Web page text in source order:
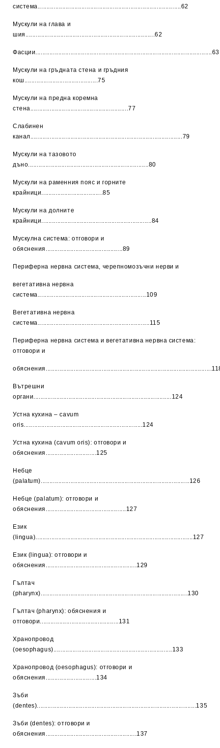
система..................................................................................62
Мускули на глава и
шия..........................................................................62
Фасции.....................................................................................................63
Мускули на гръдната стена и гръдния
кош..........................................75
Мускули на предна коремна
стена........................................................77
Слабинен
канал.......................................................................................79
Мускули на тазовото
дъно.....................................................................80
Мускули на раменния пояс и горните
крайници...................................85
Мускули на долните
крайници...............................................................84
Мускулна система: отговори и
обяснения............................................89
Периферна нервна система, черепномозъчни нерви и
вегетативна нервна
система..............................................................109
Вегетативна нервна
система................................................................115
Периферна нервна система и вегетативна нервна система:
отговори и
Вътрешни
органи...............................................................................124
Устна кухина – cavum
oris....................................................................124
Устна кухина (cavum oris): отговори и
обяснения.............................125
Небце
(palatum).....................................................................................126
Небце (palatum): отговори и
обяснения..............................................127
Език
(lingua)..........................................................................................127
Език (lingua): отговори и
обяснения....................................................129
Гълтач
(pharynx)....................................................................................130
Гълтач (pharynx): обяснения и
отговори.............................................131
Хранопровод
(oesophagus)....................................................................133
Хранопровод (oesophagus): отговори и
обяснения.............................134
Зъби
(dentes)...........................................................................................135
Зъби (dentes): отговори и
обяснения....................................................137